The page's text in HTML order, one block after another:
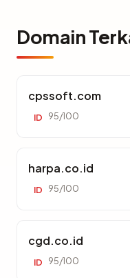
Domain
cpssoft.com
ID 95/100
harpa.co.id
ID 95/100
cgd.co.id
ID 95/100